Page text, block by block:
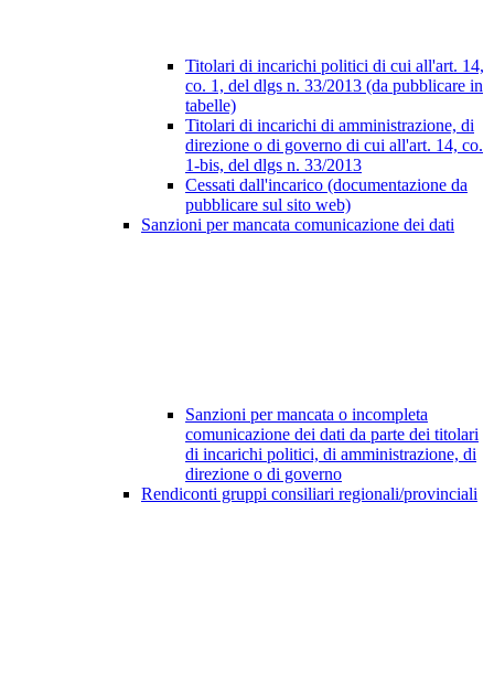
Titolari di incarichi politici di cui all'art. 14,
co. 1, del dlgs n. 33/2013 (da pubblicare in
tabelle)
Titolari di incarichi di amministrazione, di
direzione o di governo di cui all'art. 14, co.
1-bis, del dlgs n. 33/2013
Cessati dall'incarico (documentazione da
pubblicare sul sito web)
Sanzioni per mancata comunicazione dei dati
Sanzioni per mancata o incompleta
comunicazione dei dati da parte dei titolari
di incarichi politici, di amministrazione, di
direzione o di governo
Rendiconti gruppi consiliari regionali/provinciali